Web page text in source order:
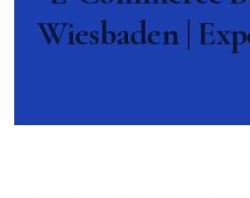
Wiesbaden |